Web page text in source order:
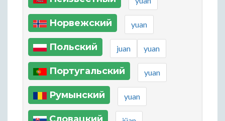
Норвежский yuan
Польский juan yuan
Португальский yuan
Румынский yuan